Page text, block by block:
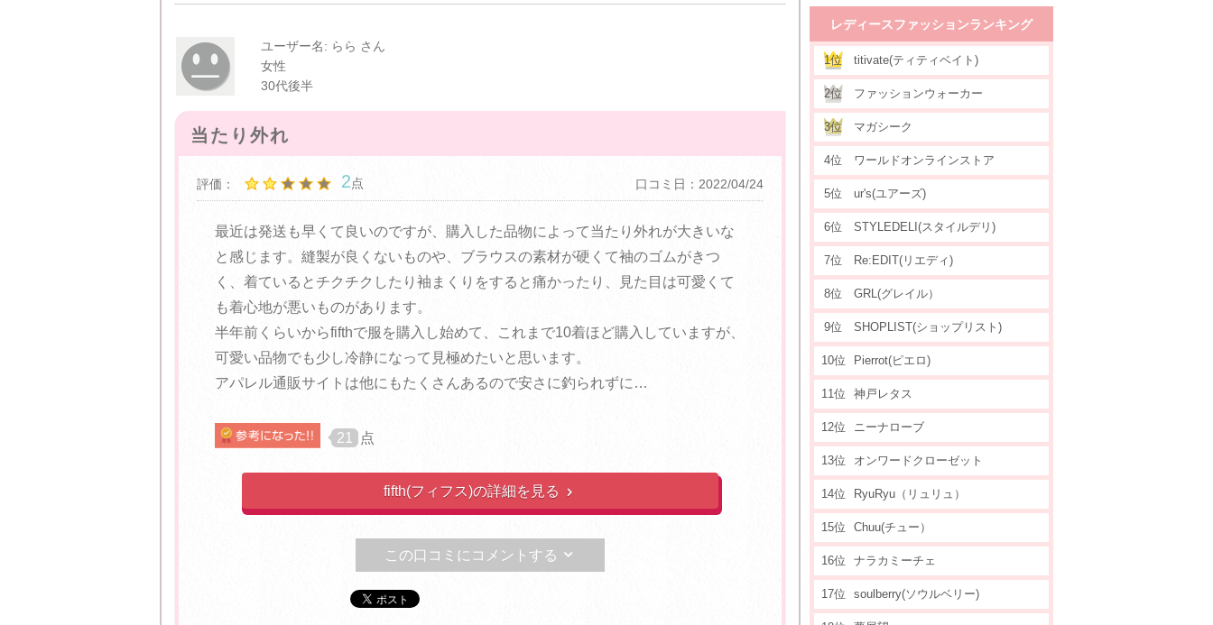
ユーザー名: らら さん
女性
30代後半
当たり外れ
評価： 2点 口コミ日：2022/04/24
最近は発送も早くて良いのですが、購入した品物によって当たり外れが大きいな
と感じます。縫製が良くないものや、ブラウスの素材が硬くて袖のゴムがきつ
く、着ているとチクチクしたり袖まくりをすると痛かったり、見た目は可愛くて
も着心地が悪いものがあります。
半年前くらいからfifthで服を購入し始めて、これまで10着ほど購入していますが、
可愛い品物でも少し冷静になって見極めたいと思います。
アパレル通販サイトは他にもたくさんあるので安さに釣られずに…
21 点
fifth(フィフス)の詳細を見る 
この口コミにコメントする 
レディースファッションランキング
1位 titivate(ティティベイト)
2位 ファッションウォーカー
3位 マガシーク
4位 ワールドオンラインストア
5位 ur's(ユアーズ)
6位 STYLEDELI(スタイルデリ)
7位 Re:EDIT(リエディ)
8位 GRL(グレイル）
9位 SHOPLIST(ショップリスト)
10位 Pierrot(ピエロ)
11位 神戸レタス
12位 ニーナローブ
13位 オンワードクローゼット
14位 RyuRyu（リュリュ）
15位 Chuu(チュー）
16位 ナラカミーチェ
17位 soulberry(ソウルベリー)